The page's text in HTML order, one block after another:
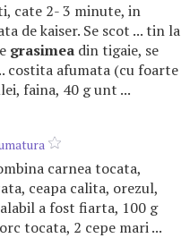
cate 2- 3 minute, in
de kaiser. Se scot ... tin la
grasimea din tigaie, se
costita afumata (cu foarte
faina, 40 g unt ...
carnea tocata,
ceapa calita, orezul,
a fost fiarta, 100 g
tocata, 2 cepe mari ...